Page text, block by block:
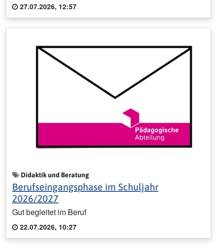
27.07.2026, 12:57
Didaktik und Beratung
Berufseingangsphase im Schuljahr
2026/2027
Gut begleitet im Beruf
22.07.2026, 10:27